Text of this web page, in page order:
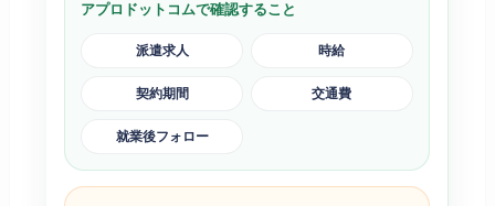
アプロドットコムで確認すること
派遣求人 時給
契約期間 交通費
就業後フォロー